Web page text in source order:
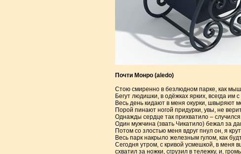
Почти Монро (aledo)
Стою смиренно в безлюдном парке, как
Бегут людишки, в одёжках ярких, всегда им
Весь день кидают в меня окурки, швыряют
Порой пинают ногой придурки, увы, не
Однажды сердце так прихватило – случился
Один мужчина (звать Чикатило) бежал за
Потом со злостью меня вдруг пнул он, я
Весь парк накрыло железным гулом, как
Сегодня утром, с кривой усмешкой, в меня
схватил за ножки, сгрузил в тележку, и,